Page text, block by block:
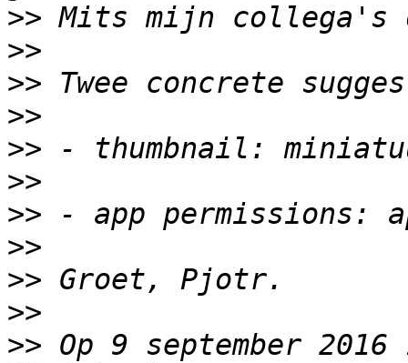
>>
>>
>>
>>
>>
>>
>>
>>
>>
>>
>> Op 9 september